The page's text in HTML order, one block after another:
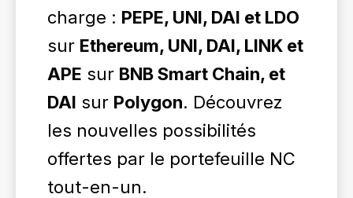
charge : PEPE, UNI, DAI et LDO
sur Ethereum, UNI, DAI, LINK et
APE sur BNB Smart Chain, et
DAI sur Polygon. Découvrez
les nouvelles possibilités
offertes par le portefeuille NC
tout-en-un.